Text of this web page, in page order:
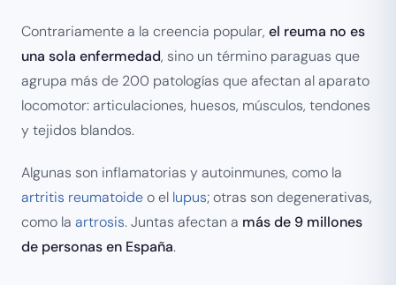
Contrariamente a la creencia popular, el reuma no es
una sola enfermedad, sino un término paraguas que
agrupa más de 200 patologías que afectan al aparato
locomotor: articulaciones, huesos, músculos, tendones
y tejidos blandos.
Algunas son inflamatorias y autoinmunes, como la
artritis reumatoideo el lupus; otras son degenerativas,
como la artrosis. Juntas afectan a más de 9 millones
de personas en España.